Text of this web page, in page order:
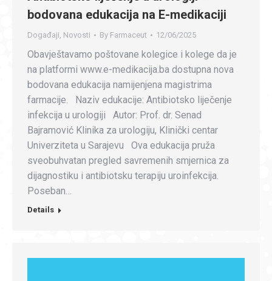
bodovana edukacija na E-medikaciji
Događaji, Novosti By Farmaceut 12/06/2025
Obavještavamo poštovane kolegice i kolege da je
na platformi www.e-medikacija.ba dostupna nova
bodovana edukacija namijenjena magistrima
farmacije. Naziv edukacije: Antibiotsko liječenje
infekcija u urologiji Autor: Prof. dr. Senad
Bajramović Klinika za urologiju, Klinički centar
Univerziteta u Sarajevu Ova edukacija pruža
sveobuhvatan pregled savremenih smjernica za
dijagnostiku i antibiotsku terapiju uroinfekcija.
Poseban…
Details